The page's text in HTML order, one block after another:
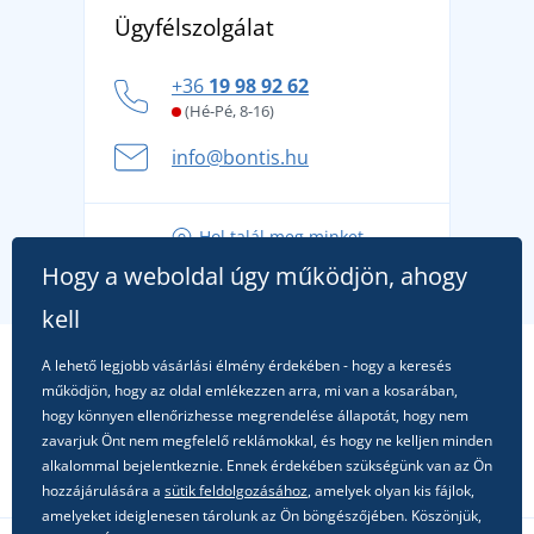
Általános adatvédelmi irányelvek
márkát, amelynek története 1976-ig nyúlik vissza
kényelmesen és biztonságosan
A nyári kaland a csomagolással kezdődik - készüljön
fel a gondtalan nyaralásra
alkalomra!
Ügyfélszolgálat
+36 19 98 92 62
(Hé-Pé, 8-16)
info@bontis.hu
Hol talál meg minket
Hogy a weboldal úgy működjön, ahogy
kell
A lehető legjobb vásárlási élmény érdekében - hogy a keresés
működjön, hogy az oldal emlékezzen arra, mi van a kosarában,
hogy könnyen ellenőrizhesse megrendelése állapotát, hogy nem
zavarjuk Önt nem megfelelő reklámokkal, és hogy ne kelljen minden
alkalommal bejelentkeznie. Ennek érdekében szükségünk van az Ön
hozzájárulására a sütik feldolgozásához, amelyek olyan kis fájlok,
amelyeket ideiglenesen tárolunk az Ön böngészőjében. Köszönjük,